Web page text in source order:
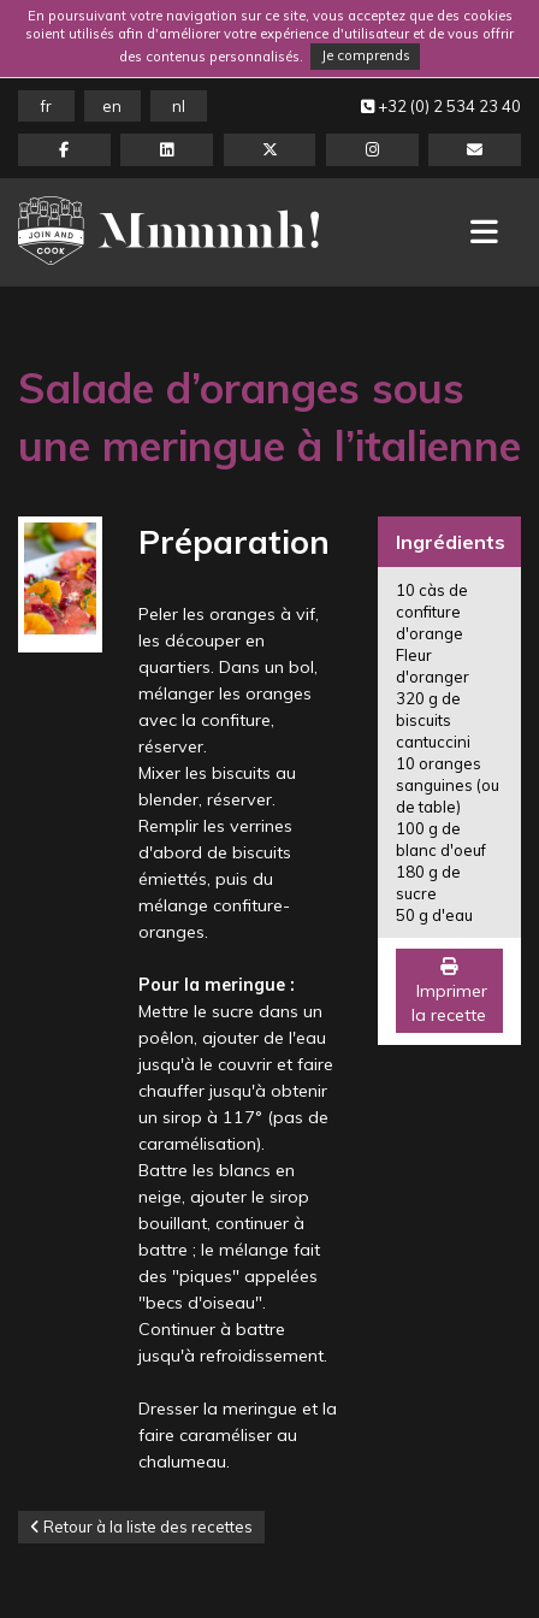
En poursuivant votre navigation sur ce site, vous acceptez que des cookies
soient utilisés afin d'améliorer votre expérience d'utilisateur et de vous offrir
des contenus personnalisés.
Je comprends
fr en nl +32 (0) 2 534 23 40
Salade d’oranges sous
une meringue à l’italienne
Préparation
Peler les oranges à vif,
les découper en
quartiers. Dans un bol,
mélanger les oranges
avec la confiture,
réserver.
Mixer les biscuits au
blender, réserver.
Remplir les verrines
d'abord de biscuits
émiettés, puis du
mélange confiture-
oranges.
Pour la meringue :
Mettre le sucre dans un
poêlon, ajouter de l'eau
jusqu'à le couvrir et faire
chauffer jusqu'à obtenir
un sirop à 117° (pas de
caramélisation).
Battre les blancs en
neige, ajouter le sirop
bouillant, continuer à
battre ; le mélange fait
des "piques" appelées
"becs d'oiseau".
Continuer à battre
jusqu'à refroidissement.
Dresser la meringue et la
faire caraméliser au
chalumeau.
Ingrédients
10 càs de
confiture
d'orange
Fleur
d'oranger
320 g de
biscuits
cantuccini
10 oranges
sanguines (ou
de table)
100 g de
blanc d'oeuf
180 g de
sucre
50 g d'eau
Imprimer
la recette
Retour à la liste des recettes